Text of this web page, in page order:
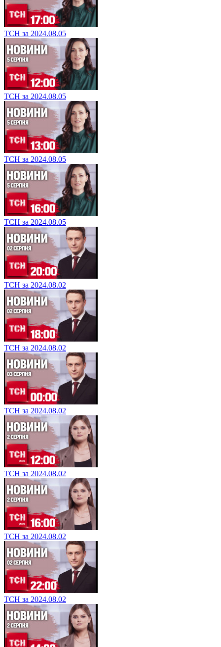
ТСН за 2024.08.05
ТСН за 2024.08.05
ТСН за 2024.08.05
ТСН за 2024.08.05
ТСН за 2024.08.02
ТСН за 2024.08.02
ТСН за 2024.08.02
ТСН за 2024.08.02
ТСН за 2024.08.02
ТСН за 2024.08.02